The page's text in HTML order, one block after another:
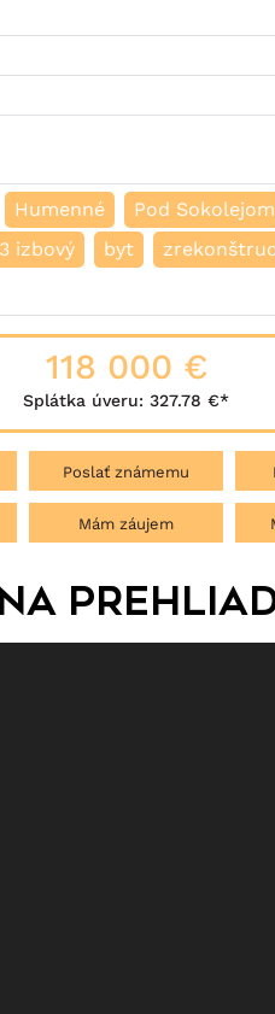
Humenné Pod Sokolejom
3 izbový
byt
118 000 €
Splátka úveru: 327.78 €*
Poslať známemu
Mám záujem